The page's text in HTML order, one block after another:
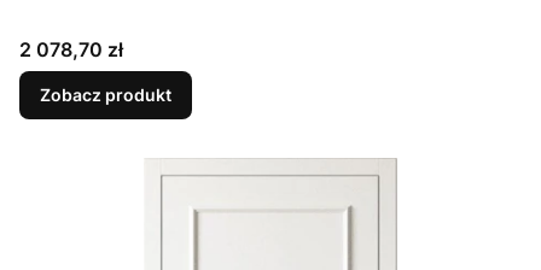
Cena
2 078,70 zł
Zobacz produkt